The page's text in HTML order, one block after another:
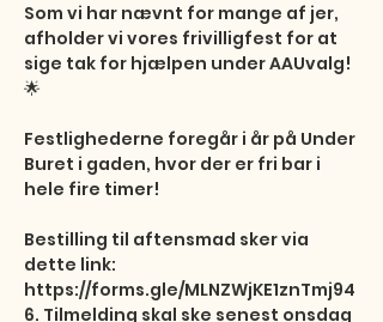
Som vi har nævnt for mange af jer,
afholder vi vores frivilligfest for at
sige tak for hjælpen under AAUvalg!
🌟
Festlighederne foregår i år på Under
Buret i gaden, hvor der er fri bar i
hele fire timer!
Bestilling til aftensmad sker via
dette link:
https://forms.gle/MLNZWjKE1znTmj94
6. Tilmelding skal ske senest onsdag